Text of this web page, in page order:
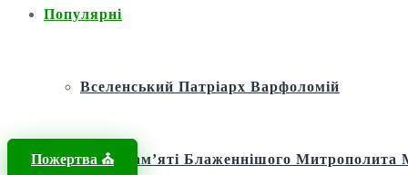
Популярні
Вселенський Патріарх Варфоломій
Фонд пам’яті Блаженнішого
Пожертва ⛪️